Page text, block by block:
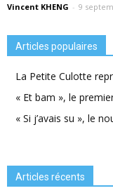
Vincent KHENG - 9
Articles populaires
La Petite Culotte
« Et bam », le
« Si j’avais su », le
Articles récents